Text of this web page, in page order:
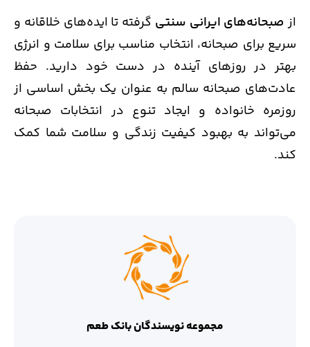
از صبحانه‌های ایرانی سنتی گرفته تا ایده‌های خلاقانه و
سریع برای صبحانه، انتخاب مناسب برای سلامت و انرژی
بهتر در روزهای آینده در دست خود دارید. حفظ
عادت‌های صبحانه سالم به عنوان یک بخش اساسی از
روزمره خانواده و ایجاد تنوع در انتخابات صبحانه
می‌تواند به بهبود کیفیت زندگی و سلامت شما کمک
کند.
مجموعه نویسندگان بانک طعم